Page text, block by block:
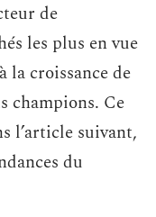
de
les plus en vue
la croissance de
champions. Ce
l’article suivant,
du